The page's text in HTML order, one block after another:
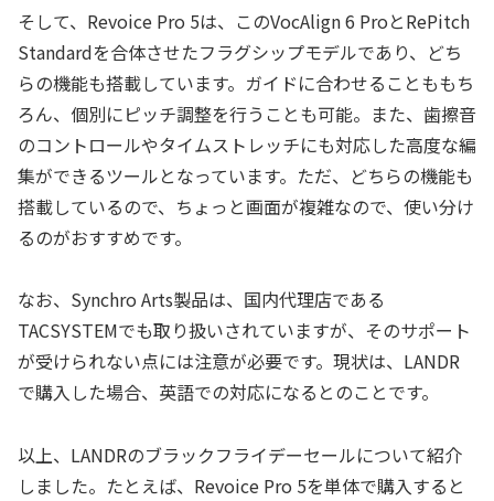
そして、Revoice Pro 5は、このVocAlign 6 ProとRePitch
Standardを合体させたフラグシップモデルであり、どち
らの機能も搭載しています。ガイドに合わせることももち
ろん、個別にピッチ調整を行うことも可能。また、歯擦音
のコントロールやタイムストレッチにも対応した高度な編
集ができるツールとなっています。ただ、どちらの機能も
搭載しているので、ちょっと画面が複雑なので、使い分け
るのがおすすめです。
なお、Synchro Arts製品は、国内代理店である
TACSYSTEMでも取り扱いされていますが、そのサポート
が受けられない点には注意が必要です。現状は、LANDR
で購入した場合、英語での対応になるとのことです。
以上、LANDRのブラックフライデーセールについて紹介
しました。たとえば、Revoice Pro 5を単体で購入すると